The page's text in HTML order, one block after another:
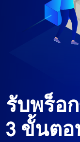
รับพร็อ
3 ขั้นตอ